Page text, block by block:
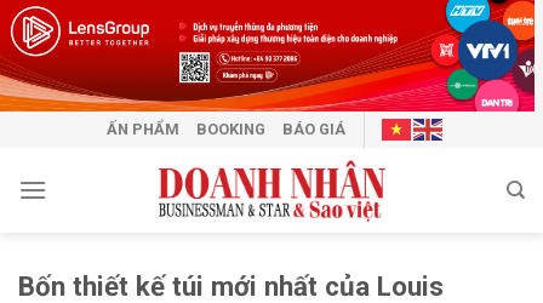
Skip
to
content
ẤN PHẨM BOOKING BÁO GIÁ
Bốn thiết kế túi mới nhất của Louis